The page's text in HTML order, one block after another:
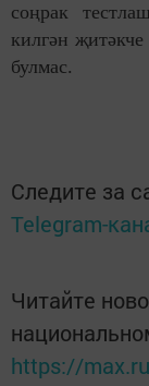
соңрак
килгән
булмас.
Следите за
Telegram-
Читайте
https://